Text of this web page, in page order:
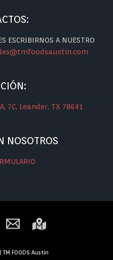
ESCRIBIRNOS A NUESTRO
7C, Leander, TX 78641
NOSOTROS
FOODS Austin